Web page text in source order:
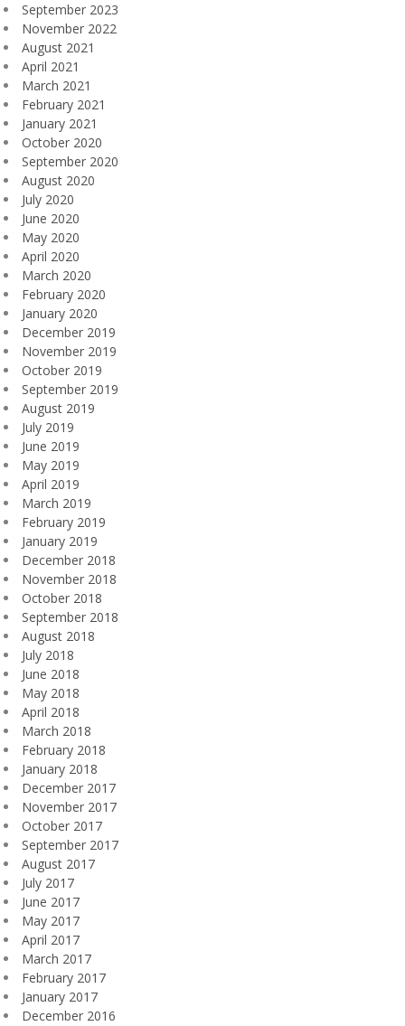
September 2023
November 2022
August 2021
April 2021
March 2021
February 2021
January 2021
October 2020
September 2020
August 2020
July 2020
June 2020
May 2020
April 2020
March 2020
February 2020
January 2020
December 2019
November 2019
October 2019
September 2019
August 2019
July 2019
June 2019
May 2019
April 2019
March 2019
February 2019
January 2019
December 2018
November 2018
October 2018
September 2018
August 2018
July 2018
June 2018
May 2018
April 2018
March 2018
February 2018
January 2018
December 2017
November 2017
October 2017
September 2017
August 2017
July 2017
June 2017
May 2017
April 2017
March 2017
February 2017
January 2017
December 2016